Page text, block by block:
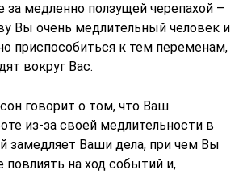
за медленно ползущей черепахой –
Вы очень медлительный человек и
приспособиться к тем переменам,
вокруг Вас.
говорит о том, что Ваш
из-за своей медлительности в
замедляет Ваши дела, при чем Вы
повлиять на ход событий и,